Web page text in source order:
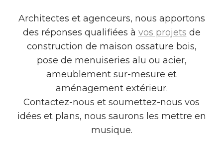
Architectes et agenceurs, nous apportons
des réponses qualifiées à vos projets de
construction de maison ossature bois,
pose de menuiseries alu ou acier,
ameublement sur-mesure et
aménagement extérieur.
Contactez-nous et soumettez-nous vos
idées et plans, nous saurons les mettre en
musique.